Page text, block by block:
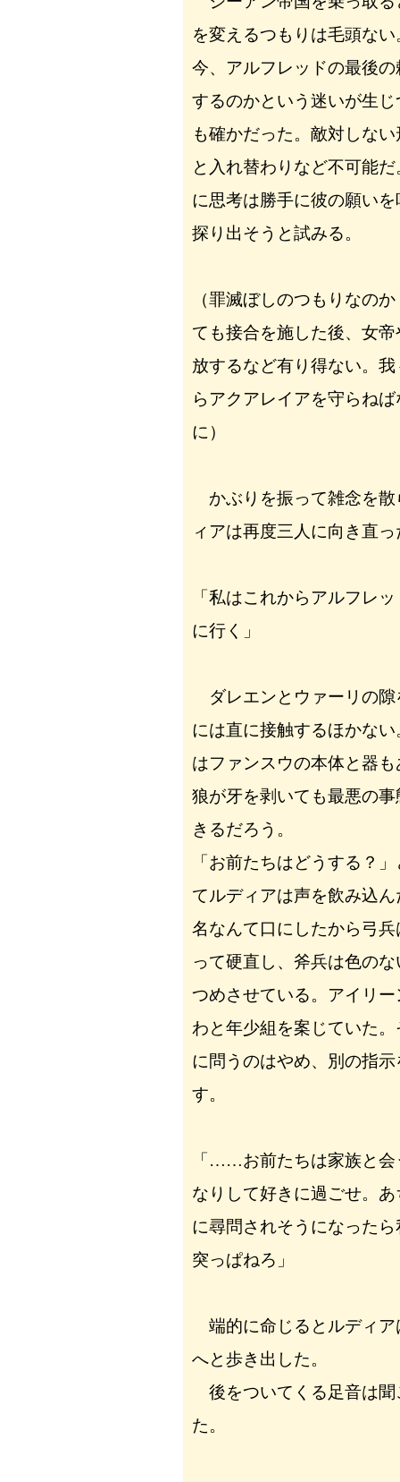
を変えるつもりは毛頭な
今、アルフレッドの最後
するのかという迷いが生
も確かだった。敵対しな
と入れ替わりなど不可能
に思考は勝手に彼の願い
探り出そうと試みる。
（罪滅ぼしのつもりなの
ても接合を施した後、女
放するなど有り得ない。
らアクアレイアを守らね
に）
かぶりを振って雑念を散
ィアは再度三人に向き直っ
「私はこれからアルフレ
に行く」
ダレエンとウァーリの隙
には直に接触するほかな
はファンスウの本体と器
狼が牙を剥いても最悪の
きるだろう。
「お前たちはどうする？
てルディアは声を飲み込
名なんて口にしたから弓
って硬直し、斧兵は色の
つめさせている。アイリ
わと年少組を案じていた
に問うのはやめ、別の指
す。
「……お前たちは家族と会
なりして好きに過ごせ。
に尋問されそうになった
突っぱねろ」
端的に命じるとルディア
へと歩き出した。
後をついてくる足音は聞
た。